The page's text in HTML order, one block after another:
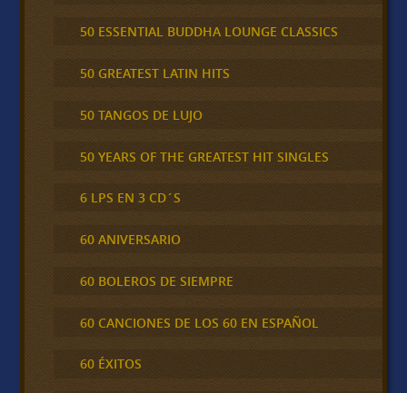
50 ESSENTIAL BUDDHA LOUNGE CLASSICS
50 GREATEST LATIN HITS
50 TANGOS DE LUJO
50 YEARS OF THE GREATEST HIT SINGLES
6 LPS EN 3 CD´S
60 ANIVERSARIO
60 BOLEROS DE SIEMPRE
60 CANCIONES DE LOS 60 EN ESPAÑOL
60 ÉXITOS